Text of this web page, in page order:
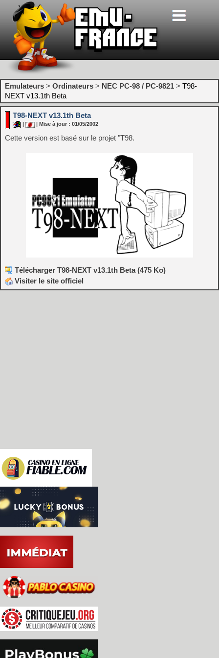
Emulateurs > Ordinateurs > NEC PC-98 / PC-9821 > T98-
NEXT v13.1th Beta
T98-NEXT v13.1th Beta
| Mise à jour : 01/05/2002
Cette version est basé sur le projet "T98.
Télécharger T98-NEXT v13.1th Beta (475 Ko)
Visiter le site officiel